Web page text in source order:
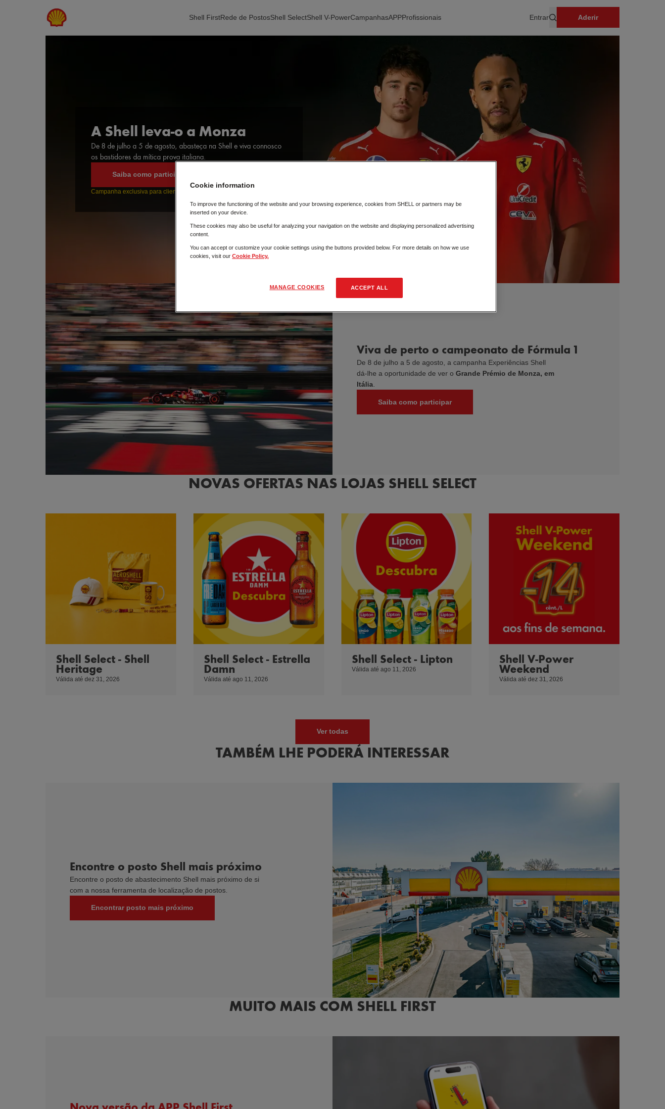
Shell FirstRede de PostosShell SelectShell V-PowerCampanhasAPPProfissionais Entrar
Pesquisar
Aderir
A Shell leva-o a Monza
De 8 de julho a 5 de agosto, abasteça na Shell e viva connosco
os bastidores da mítica prova italiana.
Saiba como participar
Campanha exclusiva para clientes Shell First Loyalty
Viva de perto o campeonato de Fórmula 1
De 8 de julho a 5 de agosto, a campanha Experiências Shell
dá-lhe a oportunidade de ver o Grande Prémio de Monza, em
Itália.
Saiba como participar
NOVAS OFERTAS NAS LOJAS SHELL SELECT
Shell Select - Shell
Heritage
Válida até dez 31, 2026
Shell Select - Estrella
Damn
Válida até ago 11, 2026
Shell Select - Lipton
Válida até ago 11, 2026
Shell V-Power
Weekend
Válida até dez 31, 2026
Ver todas
TAMBÉM LHE PODERÁ INTERESSAR
Encontre o posto Shell mais próximo
Encontre o posto de abastecimento Shell mais próximo de si
com a nossa ferramenta de localização de postos.
Encontrar posto mais próximo
MUITO MAIS COM SHELL FIRST
Cookie information
To improve the functioning of the website and your browsing experience, cookies from SHELL or partners may be
inserted on your device.
These cookies may also be useful for analyzing your navigation on the website and displaying personalized advertising
content.
You can accept or customize your cookie settings using the buttons provided below. For more details on how we use
cookies, visit our Cookie Policy.
MANAGE COOKIES ACCEPT ALL